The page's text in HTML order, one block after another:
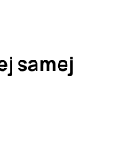
samej